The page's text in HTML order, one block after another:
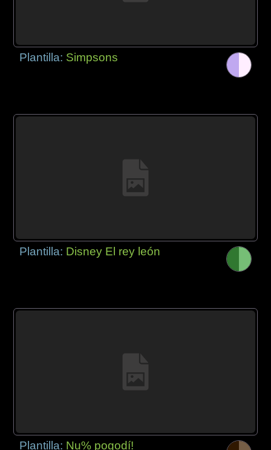
Plantilla: Simpsons
Plantilla: Disney El rey león
Plantilla: Nu% pogodí!